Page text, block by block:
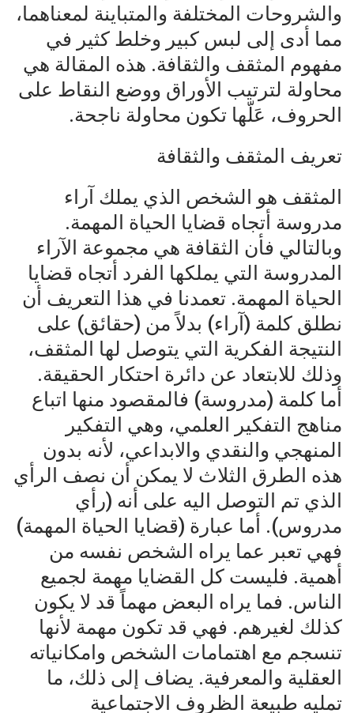
والشروحات المختلفة والمتباينة لمعناهما،
مما أدى إلى لبس كبير وخلط كثير في
مفهوم المثقف والثقافة. هذه المقالة هي
محاولة لترتيب الأوراق ووضع النقاط على
الحروف، عَلّها تكون محاولة ناجحة.
تعريف المثقف والثقافة
المثقف هو الشخص الذي يملك آراء
مدروسة أتجاه قضايا الحياة المهمة.
وبالتالي فأن الثقافة هي مجموعة الآراء
المدروسة التي يملكها الفرد أتجاه قضايا
الحياة المهمة. تعمدنا في هذا التعريف أن
نطلق كلمة (آراء) بدلاً من (حقائق) على
النتيجة الفكرية التي يتوصل لها المثقف،
وذلك للابتعاد عن دائرة احتكار الحقيقة.
أما كلمة (مدروسة) فالمقصود منها اتباع
مناهج التفكير العلمي، وهي التفكير
المنهجي والنقدي والابداعي، لأنه بدون
هذه الطرق الثلاث لا يمكن أن نصف الرأي
الذي تم التوصل اليه على أنه (رأي
مدروس). أما عبارة (قضايا الحياة المهمة)
فهي تعبر عما يراه الشخص نفسه من
أهمية. فليست كل القضايا مهمة لجميع
الناس. فما يراه البعض مهماً قد لا يكون
كذلك لغيرهم. فهي قد تكون مهمة لأنها
تنسجم مع اهتمامات الشخص وامكانياته
العقلية والمعرفية. يضاف إلى ذلك، ما
تمليه طبيعة الظروف الاجتماعية